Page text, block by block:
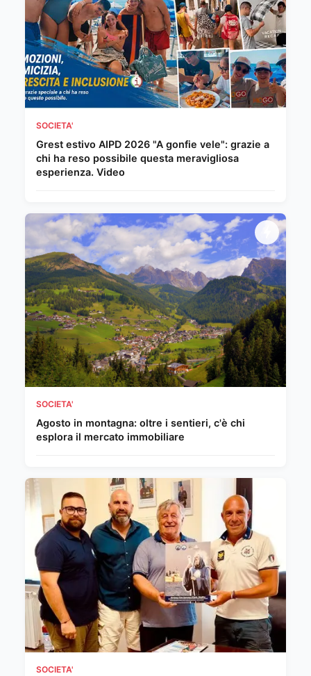
SOCIETA'
Grest estivo AIPD 2026 "A gonfie vele": grazie a
chi ha reso possibile questa meravigliosa
esperienza. Video
SOCIETA'
Agosto in montagna: oltre i sentieri, c'è chi
esplora il mercato immobiliare
SOCIETA'